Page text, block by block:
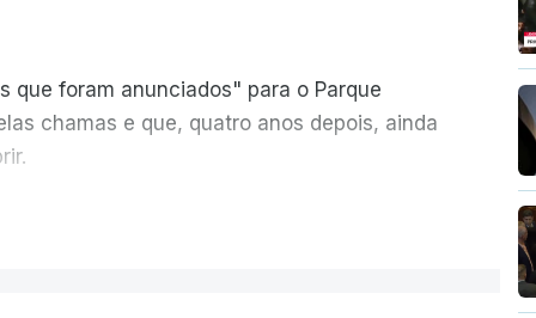
que foram anunciados" para o Parque
chamas e que, quatro anos depois, ainda